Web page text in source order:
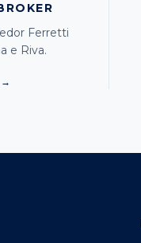
Ferretti
e Riva.